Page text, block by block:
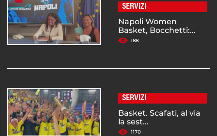
SERVIZI
Napoli Women
Basket, Bocchetti:...
188
SERVIZI
Basket. Scafati, al via
la sest...
1170